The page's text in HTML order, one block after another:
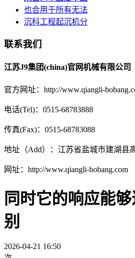
也合用于所有无法
沉科工程起沉机分
联系我们
江苏J9集团(china)官网机械有限公司
官方网址：http://www.qiangli-
电话(Tel)：0515-68783888
传真(Fax)：0515-68783088
地址（Add）：江苏省盐城市建湖县
网址：http://www.qiangli-bobang.com
同时它的响应能
别
2026-04-21 16:50